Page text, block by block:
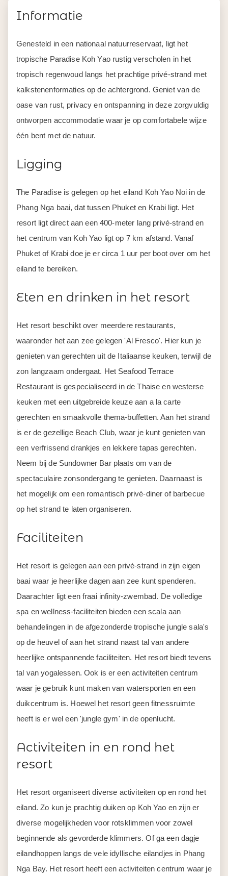
Informatie
Genesteld in een nationaal natuurreservaat, ligt het
tropische Paradise Koh Yao rustig verscholen in het
tropisch regenwoud langs het prachtige privé-strand met
kalkstenenformaties op de achtergrond. Geniet van de
oase van rust, privacy en ontspanning in deze zorgvuldig
ontworpen accommodatie waar je op comfortabele wijze
één bent met de natuur.
Ligging
The Paradise is gelegen op het eiland Koh Yao Noi in de
Phang Nga baai, dat tussen Phuket en Krabi ligt. Het
resort ligt direct aan een 400-meter lang privé-strand en
het centrum van Koh Yao ligt op 7 km afstand. Vanaf
Phuket of Krabi doe je er circa 1 uur per boot over om het
eiland te bereiken.
Eten en drinken in het resort
Het resort beschikt over meerdere restaurants,
waaronder het aan zee gelegen 'Al Fresco'. Hier kun je
genieten van gerechten uit de Italiaanse keuken, terwijl de
zon langzaam ondergaat. Het Seafood Terrace
Restaurant is gespecialiseerd in de Thaise en westerse
keuken met een uitgebreide keuze aan a la carte
gerechten en smaakvolle thema-buffetten. Aan het strand
is er de gezellige Beach Club, waar je kunt genieten van
een verfrissend drankjes en lekkere tapas gerechten.
Neem bij de Sundowner Bar plaats om van de
spectaculaire zonsondergang te genieten. Daarnaast is
het mogelijk om een romantisch privé-diner of barbecue
op het strand te laten organiseren.
Faciliteiten
Het resort is gelegen aan een privé-strand in zijn eigen
baai waar je heerlijke dagen aan zee kunt spenderen.
Daarachter ligt een fraai infinity-zwembad. De volledige
spa en wellness-faciliteiten bieden een scala aan
behandelingen in de afgezonderde tropische jungle sala's
op de heuvel of aan het strand naast tal van andere
heerlijke ontspannende faciliteiten. Het resort biedt tevens
tal van yogalessen. Ook is er een activiteiten centrum
waar je gebruik kunt maken van watersporten en een
duikcentrum is. Hoewel het resort geen fitnessruimte
heeft is er wel een 'jungle gym' in de openlucht.
Activiteiten in en rond het
resort
Het resort organiseert diverse activiteiten op en rond het
eiland. Zo kun je prachtig duiken op Koh Yao en zijn er
diverse mogelijkheden voor rotsklimmen voor zowel
beginnende als gevorderde klimmers. Of ga een dagje
eilandhoppen langs de vele idyllische eilandjes in Phang
Nga Bay. Het resort heeft een activiteiten centrum waar je